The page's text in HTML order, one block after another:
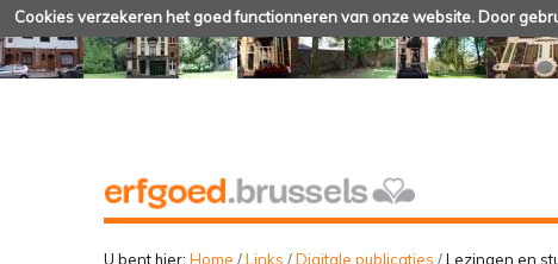
Cookies verzekeren het goed functionneren van onze website. Door
U bent hier: Home /Links /Digitale publicaties /Lezingen en